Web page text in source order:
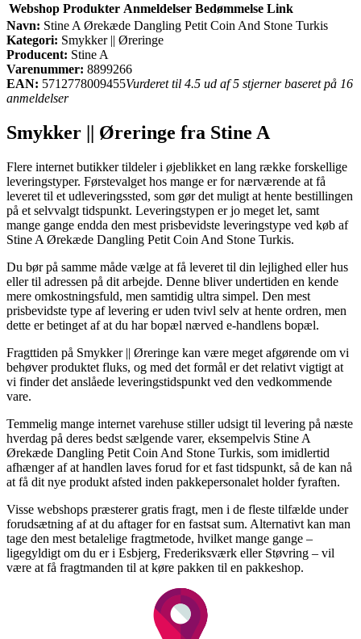
Webshop Produkter Anmeldelser Bedømmelse Link
Navn: Stine A Ørekæde Dangling Petit Coin And Stone Turkis
Kategori: Smykker || Øreringe
Producent: Stine A
Varenummer: 8899266
EAN: 5712778009455Vurderet til 4.5 ud af 5 stjerner baseret på 16
anmeldelser
Smykker || Øreringe fra Stine A
Flere internet butikker tildeler i øjeblikket en lang række forskellige
leveringstyper. Førstevalget hos mange er for nærværende at få
leveret til et udleveringssted, som gør det muligt at hente bestillingen
på et selvvalgt tidspunkt. Leveringstypen er jo meget let, samt
mange gange endda den mest prisbevidste leveringstype ved køb af
Stine A Ørekæde Dangling Petit Coin And Stone Turkis.
Du bør på samme måde vælge at få leveret til din lejlighed eller hus
eller til adressen på dit arbejde. Denne bliver undertiden en kende
mere omkostningsfuld, men samtidig ultra simpel. Den mest
prisbevidste type af levering er uden tvivl selv at hente ordren, men
dette er betinget af at du har bopæl nærved e-handlens bopæl.
Fragttiden på Smykker || Øreringe kan være meget afgørende om vi
behøver produktet fluks, og med det formål er det relativt vigtigt at
vi finder det anslåede leveringstidspunkt ved den vedkommende
vare.
Temmelig mange internet varehuse stiller udsigt til levering på næste
hverdag på deres bedst sælgende varer, eksempelvis Stine A
Ørekæde Dangling Petit Coin And Stone Turkis, som imidlertid
afhænger af at handlen laves forud for et fast tidspunkt, så de kan nå
at få dit nye produkt afsted inden pakkepersonalet holder fyraften.
Visse webshops præsterer gratis fragt, men i de fleste tilfælde under
forudsætning af at du aftager for en fastsat sum. Alternativt kan man
tage den mest betalelige fragtmetode, hvilket mange gange –
ligegyldigt om du er i Esbjerg, Frederiksværk eller Støvring – vil
være at få fragtmanden til at køre pakken til en pakkeshop.